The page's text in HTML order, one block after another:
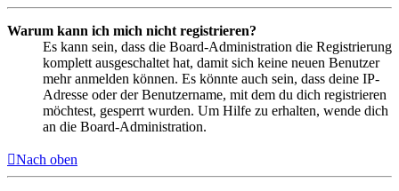
Warum kann ich mich nicht registrieren?
Es kann sein, dass die Board-Administration die Registrierung
komplett ausgeschaltet hat, damit sich keine neuen Benutzer
mehr anmelden können. Es könnte auch sein, dass deine IP-
Adresse oder der Benutzername, mit dem du dich registrieren
möchtest, gesperrt wurden. Um Hilfe zu erhalten, wende dich
an die Board-Administration.
Nach oben